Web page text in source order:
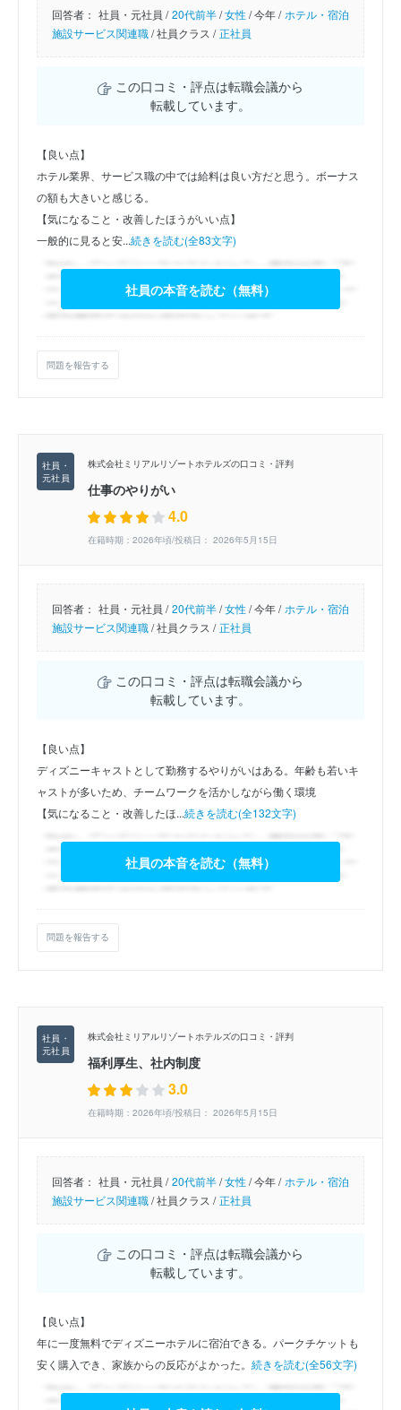
回答者： 社員・元社員 / 20代前半/女性/今年 / ホテル・宿泊
施設サービス関連職/社員クラス / 正社員
この口コミ・評点は転職会議から
転載しています。
【良い点】
ホテル業界、サービス職の中では給料は良い方だと思う。ボーナス
の額も大きいと感じる。
【気になること・改善したほうがいい点】
一般的に見ると安...続きを読む(全83文字)
社員の本音を読む（無料）
問題を報告する
株式会社ミリアルリゾートホテルズの口コミ・評判
仕事のやりがい
4.0
在籍時期：2026年頃/投稿日： 2026年5月15日
回答者： 社員・元社員 / 20代前半/女性/今年 / ホテル・宿泊
施設サービス関連職/社員クラス / 正社員
この口コミ・評点は転職会議から
転載しています。
【良い点】
ディズニーキャストとして勤務するやりがいはある。年齢も若いキ
ャストが多いため、チームワークを活かしながら働く環境
【気になること・改善したほ...続きを読む(全132文字)
社員の本音を読む（無料）
問題を報告する
株式会社ミリアルリゾートホテルズの口コミ・評判
福利厚生、社内制度
3.0
在籍時期：2026年頃/投稿日： 2026年5月15日
回答者： 社員・元社員 / 20代前半/女性/今年 / ホテル・宿泊
施設サービス関連職/社員クラス / 正社員
この口コミ・評点は転職会議から
転載しています。
【良い点】
年に一度無料でディズニーホテルに宿泊できる。パークチケットも
安く購入でき、家族からの反応がよかった。 続きを読む(全56文字)